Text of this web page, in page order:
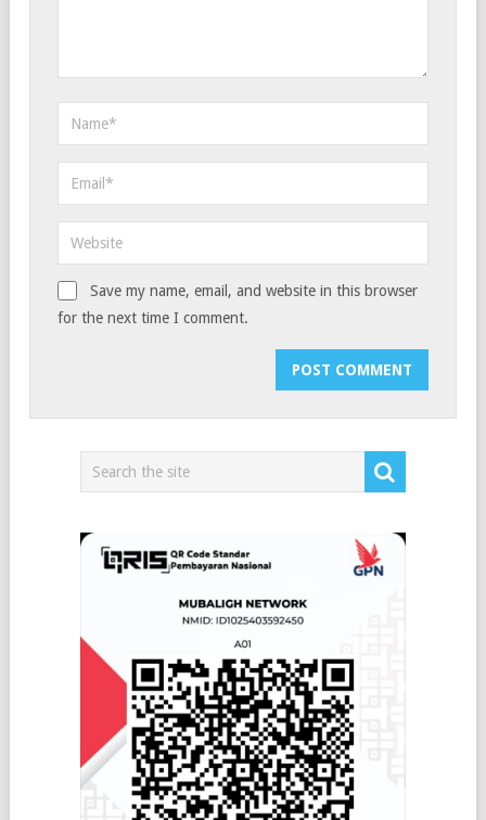
Save my name, email, and website in this browser
for the next time I comment.